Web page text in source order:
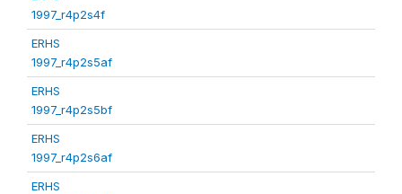
1997_r4p2s4f
ERHS
1997_r4p2s5af
ERHS
1997_r4p2s5bf
ERHS
1997_r4p2s6af
ERHS